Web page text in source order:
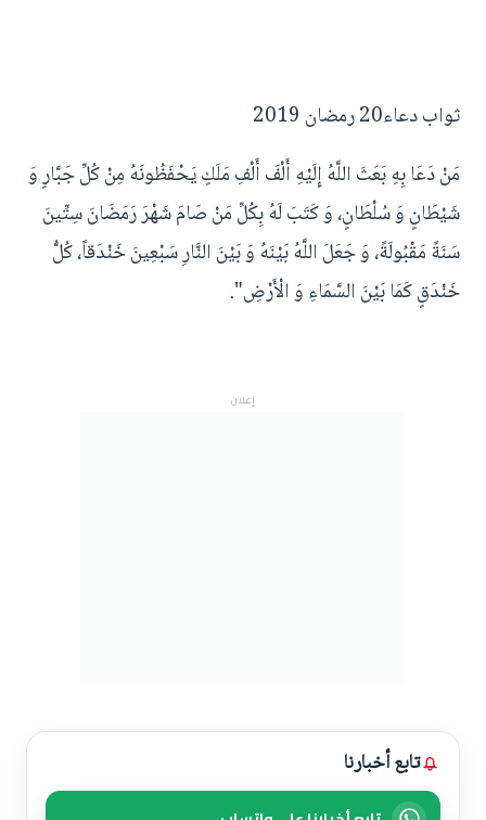
ثواب دعاء20 رمضان 2019
مَنْ دَعَا بِهِ بَعَثَ اللَّهُ إِلَيْهِ أَلْفَ أَلْفِ مَلَكٍ يَحْفَظُونَهُ مِنْ كُلِّ جَبَّارٍ وَ
شَيْطَانٍ وَ سُلْطَانٍ، وَ كَتَبَ لَهُ بِكُلِّ مَنْ صَامَ شَهْرَ رَمَضَانَ سِتِّينَ
سَنَةً مَقْبُولَةً، وَ جَعَلَ اللَّهُ بَيْنَهُ وَ بَيْنَ النَّارِ سَبْعِينَ خَنْدَقاً، كُلُّ
خَنْدَقٍ كَمَا بَيْنَ السَّمَاءِ وَ الْأَرْضِ".
إعلان
تابع أخبارنا